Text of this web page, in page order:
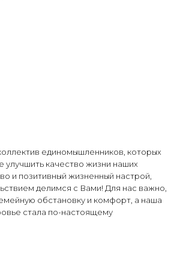
единомышленников, которых
улучшить качество жизни наших
и позитивный жизненный настрой,
делимся с Вами! Для нас важно,
обстановку и комфорт, а наша
стала по-настоящему